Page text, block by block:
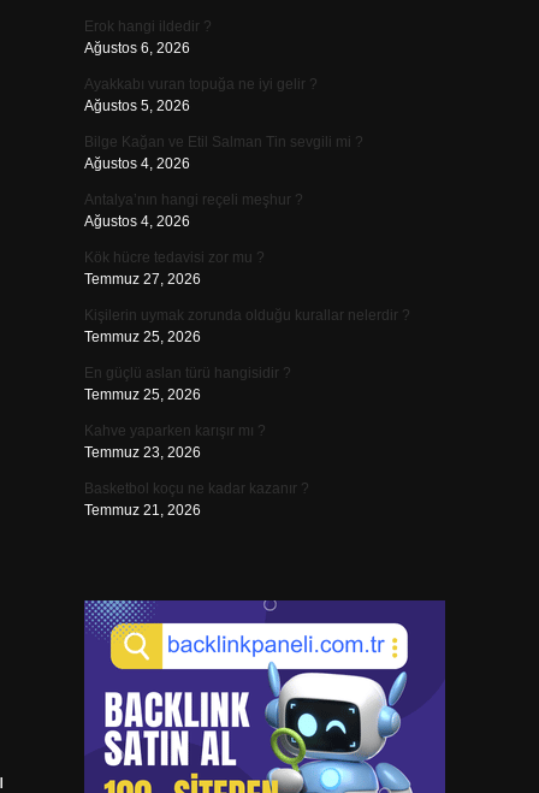
Erok hangi ildedir ?
Ağustos 6, 2026
Ayakkabı vuran topuğa ne iyi gelir ?
Ağustos 5, 2026
Bilge Kağan ve Etil Salman Tin sevgili mi ?
Ağustos 4, 2026
Antalya’nın hangi reçeli meşhur ?
Ağustos 4, 2026
Kök hücre tedavisi zor mu ?
Temmuz 27, 2026
Kişilerin uymak zorunda olduğu kurallar nelerdir ?
Temmuz 25, 2026
En güçlü aslan türü hangisidir ?
Temmuz 25, 2026
Kahve yaparken karışır mı ?
Temmuz 23, 2026
Basketbol koçu ne kadar kazanır ?
Temmuz 21, 2026